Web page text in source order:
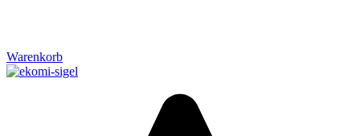
Warenkorb